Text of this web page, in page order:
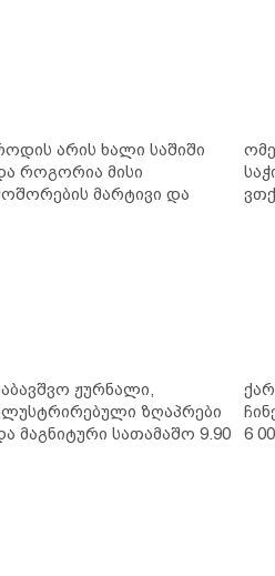
არის ხალი საშიში
როგორია მისი
მარტივი და
ჟურნალი,
ზღაპრები
მაგნიტური სათამაშო 9.90
6